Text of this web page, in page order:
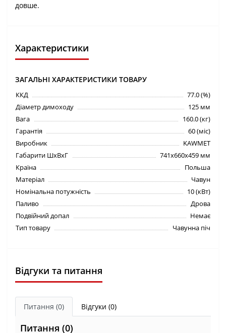
довше.
Характеристики
ЗАГАЛЬНІ ХАРАКТЕРИСТИКИ ТОВАРУ
ККД
77.0 (%)
Діаметр димоходу
125 мм
Вага
160.0 (кг)
Гарантія
60 (міс)
Виробник
KAWMET
Габарити ШхВхГ
741х660х459 мм
Країна
Польша
Матеріал
Чавун
Номінальна потужність
10 (кВт)
Паливо
Дрова
Подвійний допал
Немає
Тип товару
Чавунна піч
Відгуки та питання
Питання (0) Відгуки (0)
Питання (0)